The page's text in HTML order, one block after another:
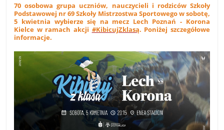
70 osobowa grupa uczniów, nauczycieli i rodziców Szkoły
Podstawowej nr 69 Szkoły Mistrzostwa Sportowego w sobotę,
5 kwietnia wybierze się na mecz Lech Poznań - Korona
Kielce w ramach akcji #KibicujZklasą. Poniżej szczegółowe
informacje.